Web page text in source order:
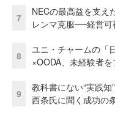
7
NECの最高益を支え
レンマ克服──経営
8
ユニ・チャームの「
×OODA、未経験者
9
教科書にない“実践
西条氏に聞く成功の